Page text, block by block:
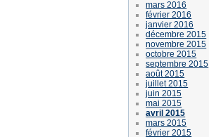
mars 2016
février 2016
janvier 2016
décembre 2015
novembre 2015
octobre 2015
septembre 2015
août 2015
juillet 2015
juin 2015
mai 2015
avril 2015
mars 2015
février 2015